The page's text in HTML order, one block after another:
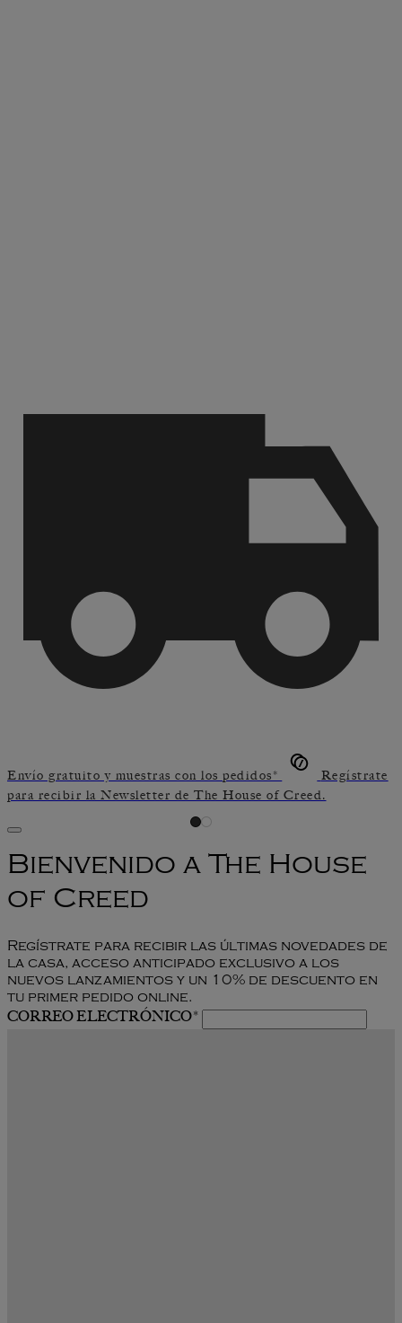
Envío gratuito y muestras con los pedidos*
Regístrate
para recibir la Newsletter de The House of Creed.
Bienvenido a The House
of Creed
Regístrate para recibir las últimas novedades de
la casa, acceso anticipado exclusivo a los
nuevos lanzamientos y un 10% de descuento en
tu primer pedido online.
CORREO ELECTRÓNICO*